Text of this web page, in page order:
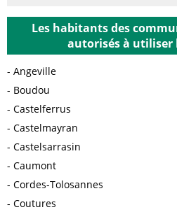
Les habitants des
autorisés à utiliser
Angeville
Boudou
Castelferrus
Castelmayran
Castelsarrasin
Caumont
Cordes-Tolosannes
Coutures